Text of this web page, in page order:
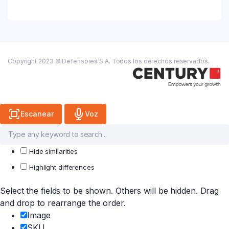
Copyright 2023 © Defensores S.A. Todos los derechos reservados.
Escanear Voz
Hide similarities
Highlight differences
Select the fields to be shown. Others will be hidden. Drag
and drop to rearrange the order.
Image